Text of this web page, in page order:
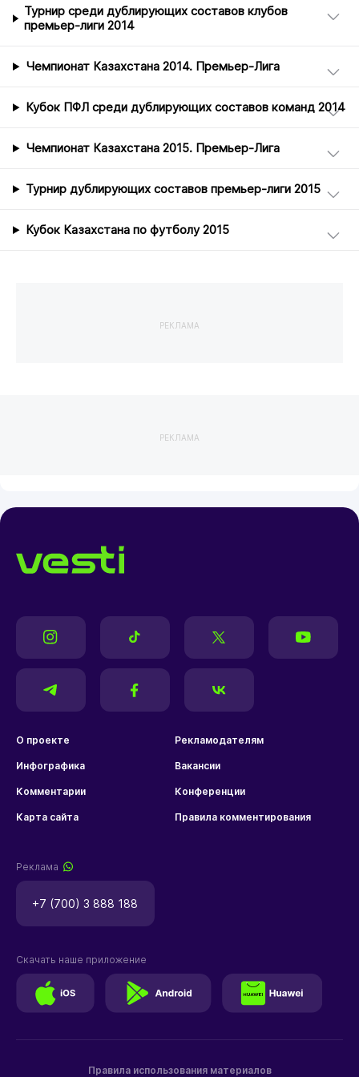
2007 Казахстан Товарищеский матч 0
2008 Казахстан Товарищеский матч 0
Международные клубные турниры:
2007/08 Алма-Ата (Алматы) Кубок УЕФА 1 кв. раунд 2 1у
Достижения:
составов
2008 - Финалист Кубка Казахстана
Турнир среди дублирующих составов клубов
премьер-лиги 2014
Чемпионат Казахстана 2014. Премьер-Лига
Кубок ПФЛ среди дублирующих составов команд 2014
Чемпионат Казахстана 2015. Премьер-Лига
Турнир дублирующих составов премьер-лиги 2015
Кубок Казахстана по футболу 2015
РЕКЛАМА
РЕКЛАМА
О проекте Рекламодателям
Инфографика Вакансии
Комментарии Конференции
Карта сайта Правила комментирования
Реклама
+7 (700) 3 888 188
Правила использования материалов
Скачать наше приложение